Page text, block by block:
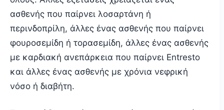
ασθενής που παίρνει λοσαρτάνη ή
περινδοπρίλη, άλλες ένας ασθενής που παίρνει
φουροσεμίδη ή τορασεμίδη, άλλες ένας ασθενής
με καρδιακή ανεπάρκεια που παίρνει Entresto
και άλλες ένας ασθενής με χρόνια νεφρική
νόσο ή διαβήτη.